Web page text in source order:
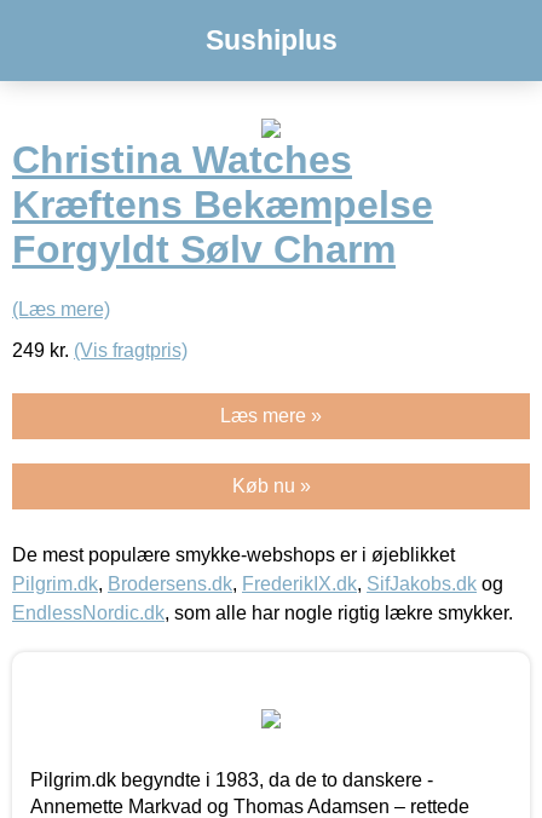
Sushiplus
Christina Watches
Kræftens Bekæmpelse
Forgyldt Sølv Charm
(Læs mere)
249 kr. (Vis fragtpris)
Læs mere »
Køb nu »
De mest populære smykke-webshops er i øjeblikket
Pilgrim.dk, Brodersens.dk, FrederikIX.dk, SifJakobs.dk og
EndlessNordic.dk, som alle har nogle rigtig lækre smykker.
Pilgrim.dk begyndte i 1983, da de to danskere -
Annemette Markvad og Thomas Adamsen – rettede